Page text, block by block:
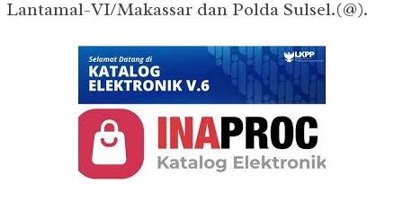
Lantamal-VI/Makassar dan Polda Sulsel.(@).